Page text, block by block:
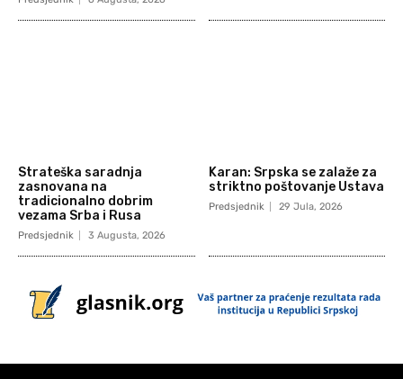
Strateška saradnja
zasnovana na
tradicionalno dobrim
vezama Srba i Rusa
Predsjednik 3 Augusta, 2026
Karan: Srpska se zalaže za
striktno poštovanje Ustava
Predsjednik 29 Jula, 2026